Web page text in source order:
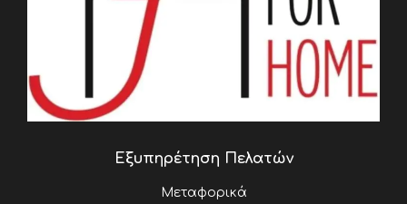
Εξυπηρέτηση Πελατών
Μεταφορικά